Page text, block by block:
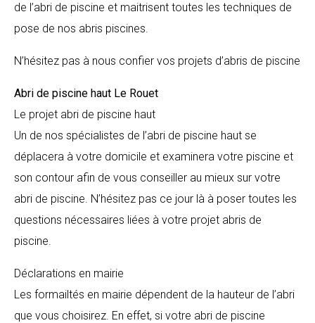
de l’abri de piscine et maitrisent toutes les techniques de
pose de nos abris piscines.
N’hésitez pas à nous confier vos projets d’abris de piscine
Abri de piscine haut Le Rouet
Le projet abri de piscine haut
Un de nos spécialistes de l’abri de piscine haut se
déplacera à votre domicile et examinera votre piscine et
son contour afin de vous conseiller au mieux sur votre
abri de piscine. N’hésitez pas ce jour là à poser toutes les
questions nécessaires liées à votre projet abris de
piscine.
Déclarations en mairie
Les formailtés en mairie dépendent de la hauteur de l’abri
que vous choisirez. En effet, si votre abri de piscine